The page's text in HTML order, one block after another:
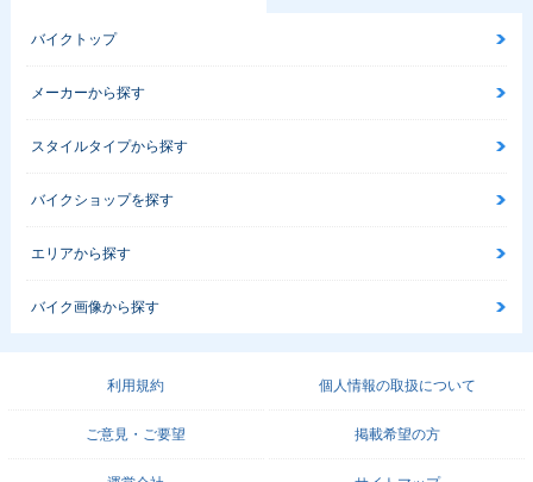
バイクトップ
メーカーから探す
スタイルタイプから探す
バイクショップを探す
エリアから探す
バイク画像から探す
利用規約 個人情報の取扱について
ご意見・ご要望 掲載希望の方